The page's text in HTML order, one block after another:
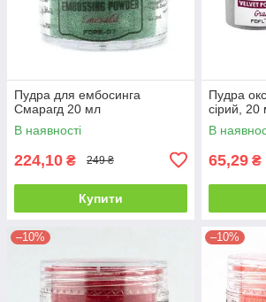
Пудра для ембосинга
Смарагд 20 мл
В наявності
224,10 ₴ 249 ₴
Купити
Пудра
сірий, 20
В
65,29 ₴
–10% –10%